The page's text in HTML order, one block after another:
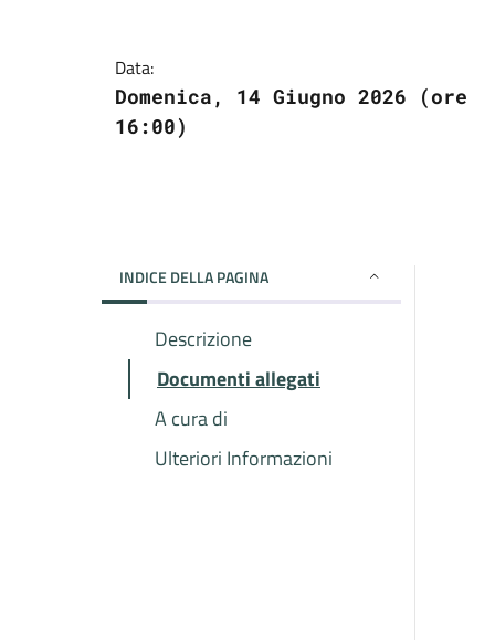
Data:
Domenica, 14 Giugno 2026 (ore
16:00)
INDICE DELLA PAGINA
Descrizione
Documenti allegati
A cura di
Ulteriori Informazioni